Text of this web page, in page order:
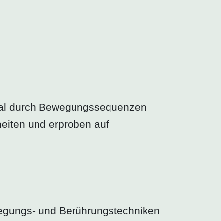
durch Bewegungssequenzen
und erproben auf
und Berührungstechniken